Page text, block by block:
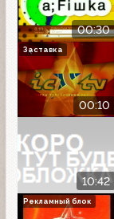
00:30
00:10
Заставка
10:42
Рекламный блок